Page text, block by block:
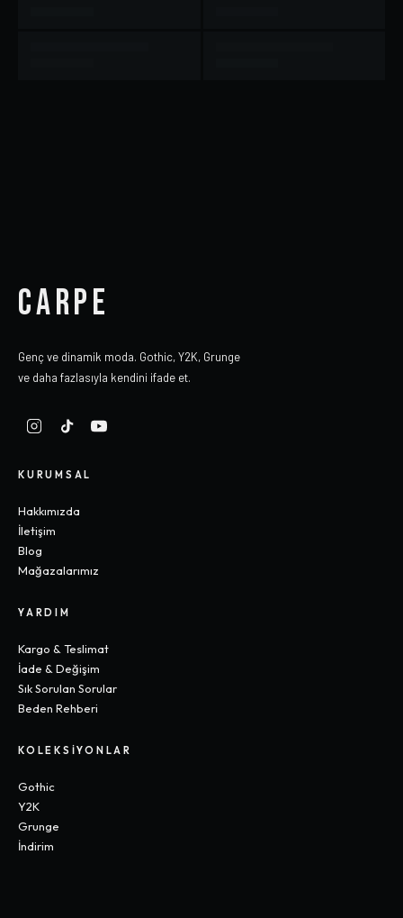
CARPE
Genç ve dinamik moda. Gothic, Y2K, Grunge
ve daha fazlasıyla kendini ifade et.
KURUMSAL
Hakkımızda
İletişim
Blog
Mağazalarımız
YARDIM
Kargo & Teslimat
İade & Değişim
Sık Sorulan Sorular
Beden Rehberi
KOLEKSIYONLAR
Gothic
Y2K
Grunge
İndirim